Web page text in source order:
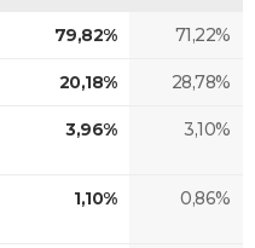
79,82% 71,22%
20,18% 28,78%
3,96% 3,10%
1,10% 0,86%